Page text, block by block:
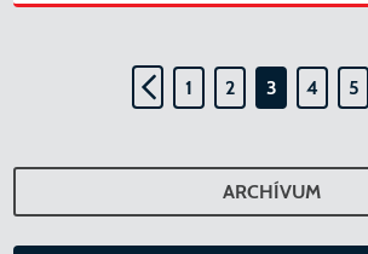
1 2 3 4 5
ARCHÍVUM